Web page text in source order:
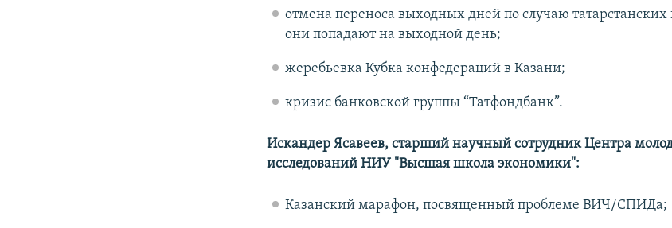
отмена переноса выходных дней по случаю татарстанских
они попадают на выходной день;
жеребьевка Кубка конфедераций в Казани;
кризис банковской группы “Татфондбанк”.
Искандер Ясавеев, старший научный сотрудник Центра
исследований НИУ "Высшая школа экономики":
Казанский марафон, посвященный проблеме ВИЧ/СПИДа;